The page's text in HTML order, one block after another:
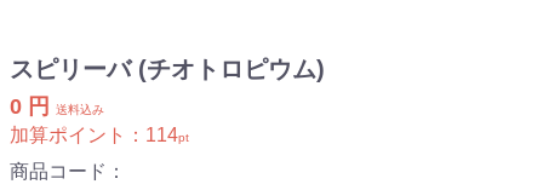
スピリーバ (チオトロピウム)
0 円 送料込み
加算ポイント： 114pt
商品コード：